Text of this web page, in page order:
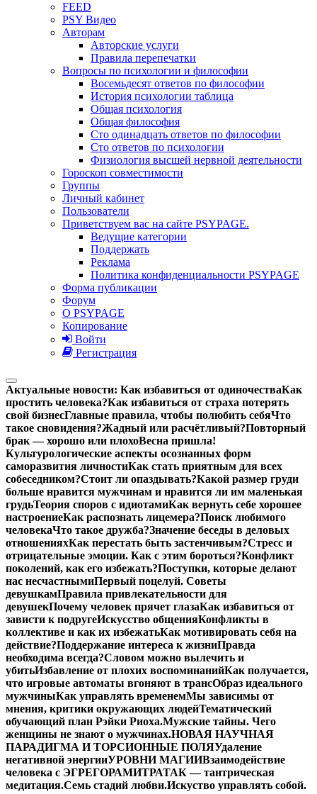
FEED
PSY Видео
Авторам
Авторские услуги
Правила перепечатки
Вопросы по психологии и философии
Восемьдесят ответов по философии
История психологии таблица
Общая психология
Общая философия
Сто одинадцать ответов по философии
Сто ответов по психологии
Физиология высшей нервной деятельности
Гороскоп совместимости
Группы
Личный кабинет
Пользователи
Приветствуем вас на сайте PSYPAGE.
Ведущие категории
Поддержать
Реклама
Политика конфиденциальности PSYPAGE
Форма публикации
Форум
О PSYPAGE
Копирование
Войти
Регистрация
Актуальные новости: Как избавиться от одиночестваКак
простить человека?Как избавиться от страха потерять
свой бизнесГлавные правила, чтобы полюбить себяЧто
такое сновидения?Жадный или расчётливый?Повторный
брак — хорошо или плохоВесна пришла!
Культурологические аспекты осознанных форм
саморазвития личностиКак стать приятным для всех
собеседником?Стоит ли опаздывать?Какой размер груди
больше нравится мужчинам и нравится ли им маленькая
грудьТеория споров с идиотамиКак вернуть себе хорошее
настроениеКак распознать лицемера?Поиск любимого
человекаЧто такое дружба?Значение беседы в деловых
отношенияхКак перестать быть застенчивым?Стресс и
отрицательные эмоции. Как с этим бороться?Конфликт
поколений, как его избежать?Поступки, которые делают
нас несчастнымиПервый поцелуй. Советы
девушкамПравила привлекательности для
девушекПочему человек прячет глазаКак избавиться от
зависти к подругеИскусство общенияКонфликты в
коллективе и как их избежатьКак мотивировать себя на
действие?Поддержание интереса к жизниПравда
необходима всегда?Словом можно вылечить и
убитьИзбавление от плохих воспоминанийКак получается,
что игровые автоматы вгоняют в трансОбраз идеального
мужчиныКак управлять временемМы зависимы от
мнения, критики окружающих людейТематический
обучающий план Рэйки Риоха.Мужские тайны. Чего
женщины не знают о мужчинах.НОВАЯ НАУЧНАЯ
ПАРАДИГМА И ТОРСИОННЫЕ ПОЛЯУдаление
негативной энергииУРОВНИ МАГИИВзаимодействие
человека с ЭГРЕГОРАМИТРАТАК — тантрическая
медитация.Семь стадий любви.Искуство управлять собой.